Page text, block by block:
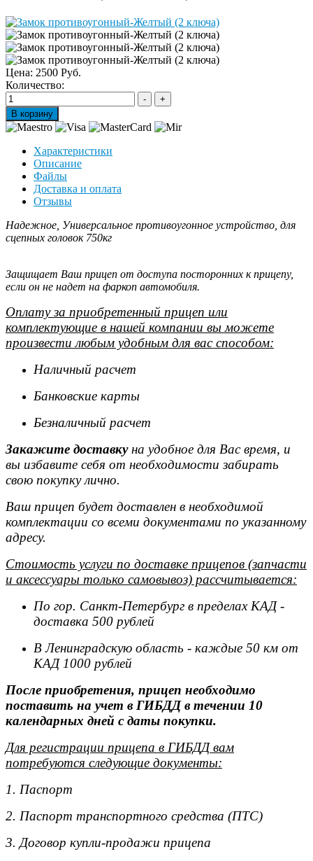
Цена: 2500 Руб.
Количество:
Характеристики
Описание
Файлы
Доставка и оплата
Отзывы
Надежное, Универсальное противоугонное устройство, для
сцепных головок 750кг
Защищает Ваш прицеп от доступа посторонних к прицепу,
если он не надет на фаркоп автомобиля.
Оплату за приобретенный прицеп или
комплектующие в нашей компании вы можете
произвести любым удобным для вас способом:
Наличный расчет
Банковские карты
Безналичный расчет
Закажите доставкуна удобное для Вас время, и
вы избавите себя от необходимости забирать
свою покупку лично.
Ваш прицеп будет доставлен в необходимой
комплектации со всеми документами по указанному
адресу.
Стоимость услуги по доставке прицепов (запчасти
и аксессуары только самовывоз) рассчитывается:
По гор. Санкт-Петербург в пределах КАД -
доставка 500 рублей
В Ленинградскую область - каждые 50 км от
КАД 1000 рублей
После приобретения, прицеп необходимо
поставить на учет в ГИБДД в течении 10
календарных дней с даты покупки.
Для регистрации прицепа в ГИБДД вам
потребуются следующие документы:
1. Паспорт
2. Паспорт транспортного средства (ПТС)
3. Договор купли-продажи прицепа